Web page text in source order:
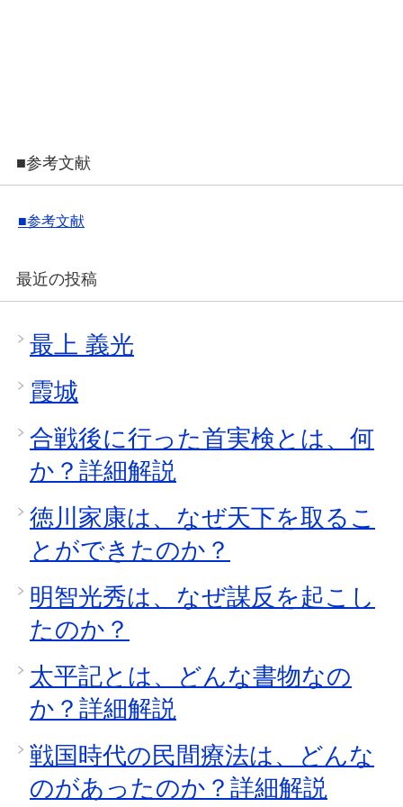
■参考文献
■参考文献
最近の投稿
最上 義光
霞城
合戦後に行った首実検とは、何
か？詳細解説
徳川家康は、なぜ天下を取るこ
とができたのか？
明智光秀は、なぜ謀反を起こし
たのか？
太平記とは、どんな書物なの
か？詳細解説
戦国時代の民間療法は、どんな
のがあったのか？詳細解説